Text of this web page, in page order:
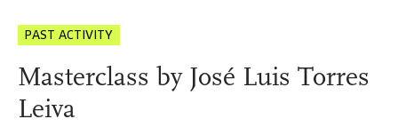
PAST ACTIVITY
Masterclass by José Luis Torres
Leiva